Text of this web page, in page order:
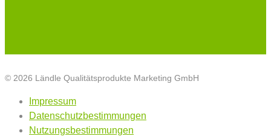
© 2026 Ländle Qualitätsprodukte Marketing GmbH
Impressum
Datenschutzbestimmungen
Nutzungsbestimmungen